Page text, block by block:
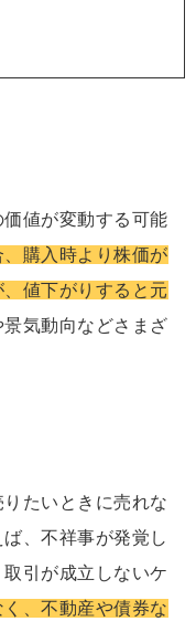
値が変動する可能
購入時より株価が
値下がりすると元
気動向などさまざ
たいときに売れな
、不祥事が発覚し
引が成立しないケ
、不動産や債券な